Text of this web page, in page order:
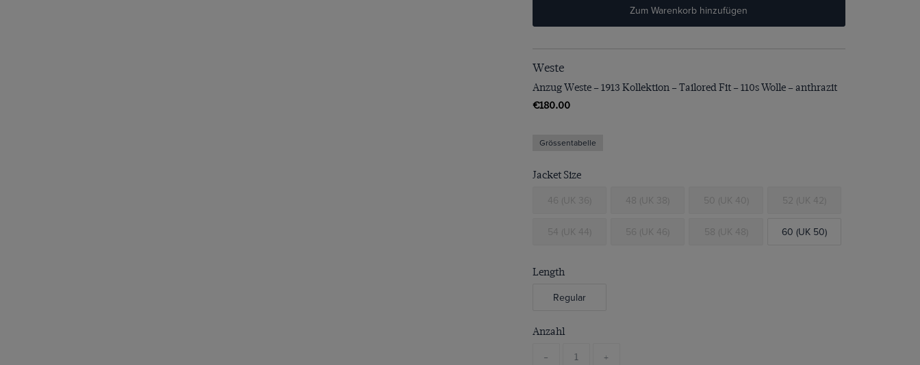
Zum Warenkorb hinzufügen
Weste
Anzug Weste – 1913 Kollektion – Tailored Fit – 110s Wolle – anthrazit
€180.00
Grössentabelle
Jacket Size
46 (UK 36) 48 (UK 38) 50 (UK 40) 52 (UK 42)
54 (UK 44) 56 (UK 46) 58 (UK 48) 60 (UK 50)
Length
Regular
Anzahl
- +